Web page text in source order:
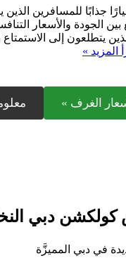
جذابًا للمسافرين
الجودة والأسعار
يتطلعون إلى
المزيد »
الغرف »
دبي